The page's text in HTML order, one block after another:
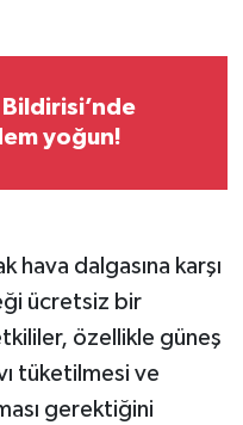
Bildirisi’nde
yoğun!
hava dalgasına karşı
ücretsiz bir
özellikle güneş
tüketilmesi ve
gerektiğini